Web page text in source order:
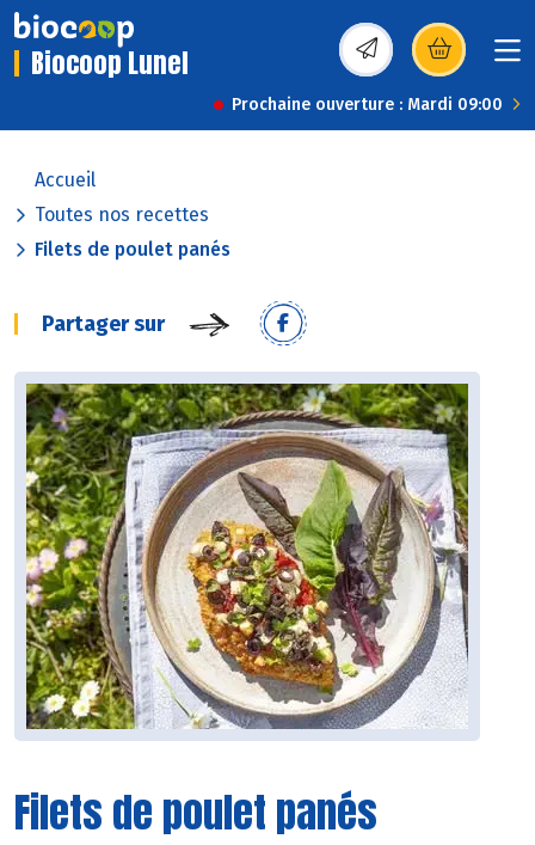
Biocoop Lunel (s’ouvre dans une
Prochaine ouverture : Mardi 09:00
Accueil
Toutes nos recettes
Filets de poulet panés
Partager sur
Filets de poulet panés